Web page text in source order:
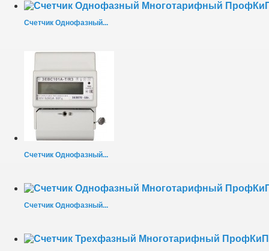
Счетчик Однофазный...
Счетчик Однофазный...
Счетчик Однофазный...